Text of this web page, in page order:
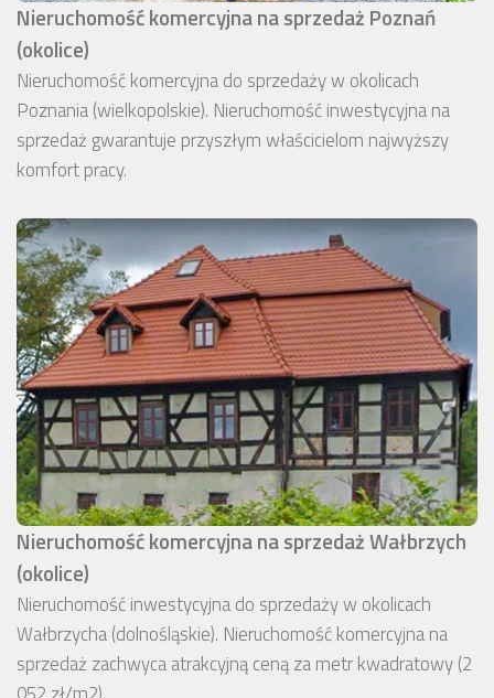
Nieruchomość komercyjna na sprzedaż Poznań
(okolice)
Nieruchomość komercyjna do sprzedaży w okolicach
Poznania (wielkopolskie). Nieruchomość inwestycyjna na
sprzedaż gwarantuje przyszłym właścicielom najwyższy
komfort pracy.
Nieruchomość komercyjna na sprzedaż Wałbrzych
(okolice)
Nieruchomość inwestycyjna do sprzedaży w okolicach
Wałbrzycha (dolnośląskie). Nieruchomość komercyjna na
sprzedaż zachwyca atrakcyjną ceną za metr kwadratowy (2